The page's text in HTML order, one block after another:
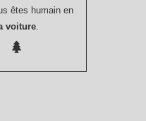
êtes humain en
voiture.